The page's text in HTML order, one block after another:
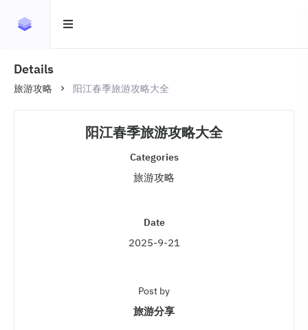
Details
旅游攻略 阳江春季旅游攻略大全
阳江春季旅游攻略大全
Categories
旅游攻略
Date
2025-9-21
Post by
旅游分享